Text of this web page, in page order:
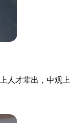
人才辈出，中观上